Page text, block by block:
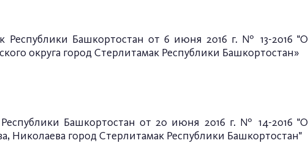
Республики Башкортостан от 6 июня 2016 г. № 13-2016 "О
округа город Стерлитамак Республики Башкортостан»
Республики Башкортостан от20 июня 2016 г. № 14-2016"О
Николаева город Стерлитамак Республики Башкортостан"